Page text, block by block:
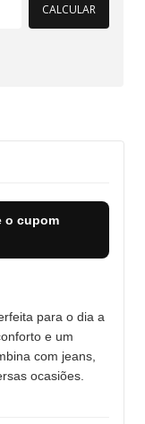
CALCULAR
o cupom
para o dia a
e um
com jeans,
ocasiões.